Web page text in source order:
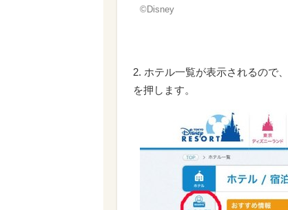
©Disney
2. ホテル一覧が表示されるので
を押します。